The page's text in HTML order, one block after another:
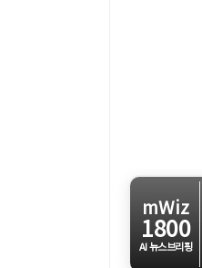
mWiz
1800
AI 뉴스브리핑